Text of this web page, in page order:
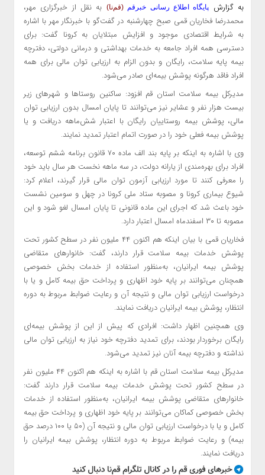
به گزارش
پایگاه اطلاع رسانی خبرقم (قم‌نا)
به نقل از خبرگزاری مهر،
محمدرضا فخاریان قمی صبح چهارشنبه در گفت‌گو با خبرنگار مهر با اشاره
به شرایط اقتصادی موجود و افزایش مبتلایان بهکرونا گفت: برای
دسترسی همه افراد جامعه به خدمات بهداشتی و درمانی دولتی، دفترچه
بیمه پایه سلامت، رایگان و بدون الزام به ارزیابی توان مالی برای همه
افراد فاقد هرگونه پوشش بیمه‌ای صادر می‌شود.
مدیرکل بیمه سلامت استان قم افزود: ساکنین روستاها و شهرهای زیر
بیست هزار نفر و عشایر نیز می‌توانند تا پایان امسال بدون ارزیابی توان
مالی، پوشش بیمه روستاییان رایگان با اعتبار شش‌ماهه دریافت و یا
پوشش بیمه فعلی خود را در صورت اتمام اعتبار تمدید نمایند.
وی با اشاره به اینکه بر پایه بند الف ماده ۷۰ قانون برنامه ششم توسعه،
افراد برای بهره‌مندی از یارانه دولت، در سه ماهه نخست هر سال باید خود
را معرفی کنند تا مورد ارزیابی آزمون توان مالی قرار گیرند، اعلام کرد:
شیوع بیماریکرونا و مصوبه ستاد ملیکرونا در چهل و سومین نشست
خود باعث شد که اجرای این ماده قانونی تا پایان امسال لغو شود و این
مصوبه تا ۳۰ اسفندماه امسال اعتبار دارد.
فخاریان قمی با بیان اینکه هم اکنون ۴۴ ملیون نفر در سطح کشور تحت
پوشش خدمات بیمه سلامت قرار دارند، گفت: خانوارهای متقاضی
پوشش بیمه ایرانیان، به‌منظور استفاده از خدمات بخش خصوصی
همچنان می‌توانند بر پایه خود اظهاری و پرداخت حق بیمه کامل و یا با
درخواست ارزیابی توان مالی و نتیجه آن و رعایت ضوابط مربوط به دوره
انتظار، پوشش بیمه ایرانیان دریافت نمایند.
وی همچنین اظهار داشت: افرادی که پیش از این از پوشش بیمه‌ای
رایگان برخوردار بودند، برای تمدید دفترچه خود نیاز به ارزیابی توان مالی
نداشته و دفترچه بیمه آنان نیز تمدید می‌شود.
مدیرکل بیمه سلامت استان قم با اشاره به اینکه هم اکنون ۴۴ ملیون نفر
در سطح کشور تحت پوشش خدمات بیمه سلامت قرار دارند گفت:
خانوارهای متقاضی پوشش بیمه ایرانیان، به‌منظور استفاده از خدمات
بخش خصوصی کماکان می‌توانند بر پایه خود اظهاری و پرداخت حق بیمه
کامل و یا با درخواست ارزیابی توان مالی و نتیجه آن (۵۰ یا ۱۰۰ درصد حق
بیمه) و رعایت ضوابط مربوط به دوره انتظار، پوشش بیمه ایرانیان را
دریافت نمایند.